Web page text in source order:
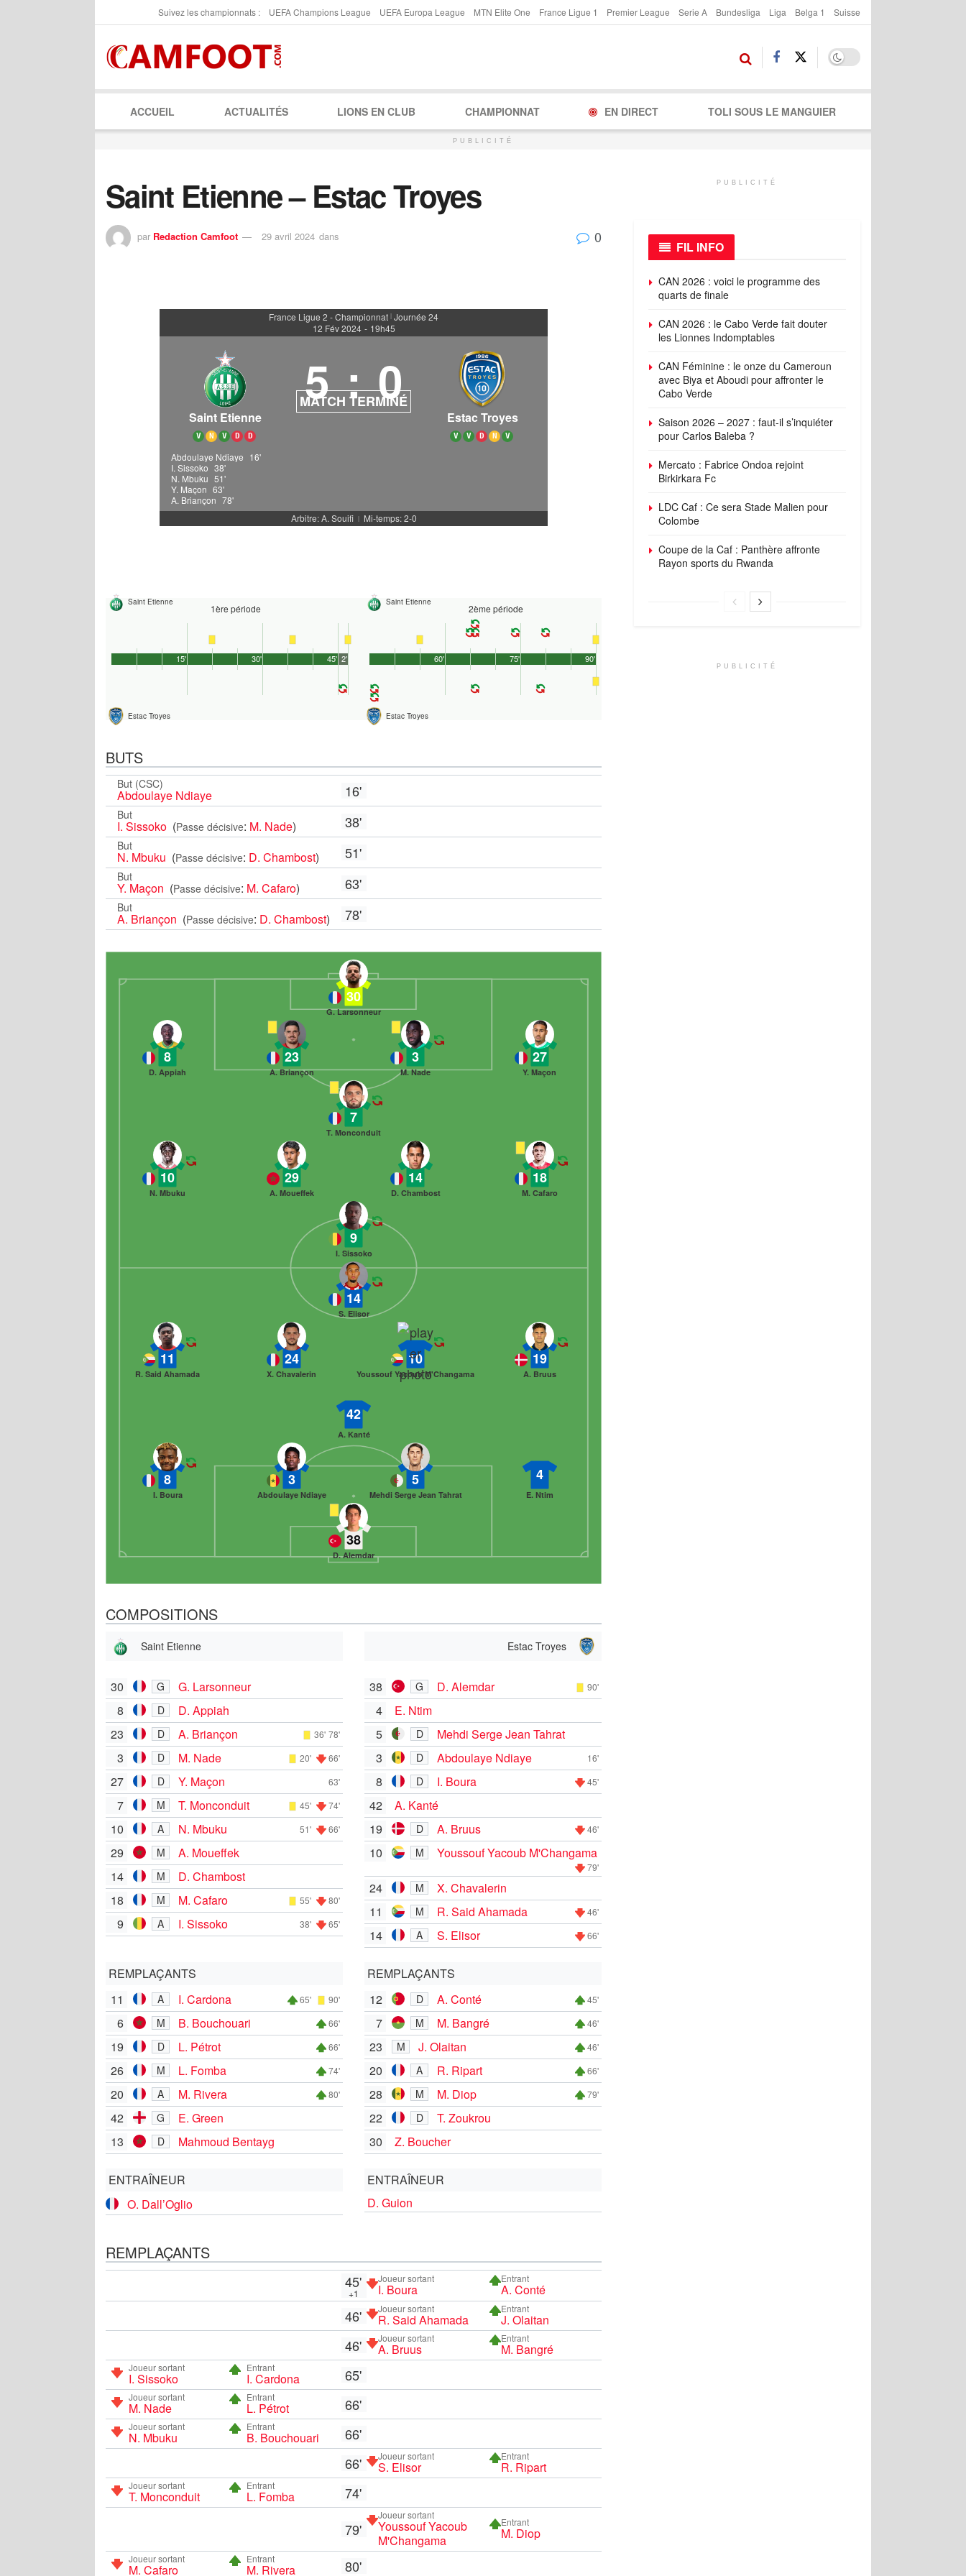
Suivez les championnats : UEFA Champions League UEFA Europa League MTN Elite One France Ligue 1 Premier League Serie A Bundesliga Liga Belga 1 Suisse
ACCUEIL ACTUALITÉS LIONS EN CLUB CHAMPIONNAT EN DIRECT TOLI SOUS LE MANGUIER
PUBLICITÉ
Saint Etienne – Estac Troyes
par Redaction Camfoot 29 avril 2024 dans 0
France Ligue 2 - Championnat | Journée 24
12 Fév 2024 - 19h45
Saint Etienne
V N V D D
5 : 0
MATCH TERMINÉ
Estac Troyes
V V D N V
Abdoulaye Ndiaye 16'
I. Sissoko 38'
N. Mbuku 51'
Y. Maçon 63'
A. Briançon 78'
Arbitre: A. Souifi | Mi-temps: 2-0
Saint Etienne
1ère période
Estac Troyes
45'
15' 30' 2'
Saint Etienne
2ème période
Estac Troyes
90'
60' 75'
BUTS
But (CSC)
Abdoulaye Ndiaye 16'
But
I. Sissoko (Passe décisive: M. Nade) 38'
But
N. Mbuku (Passe décisive: D. Chambost) 51'
But
Y. Maçon (Passe décisive: M. Cafaro) 63'
But
A. Briançon (Passe décisive: D. Chambost) 78'
30
G. Larsonneur
27
Y. Maçon
3
M. Nade
23
A. Briançon
8
D. Appiah
7
T. Monconduit
18
M. Cafaro
14
D. Chambost
29
A. Moueffek
10
N. Mbuku
9
I. Sissoko
38
D. Alemdar
8
I. Boura
3
Abdoulaye Ndiaye
5
Mehdi Serge Jean Tahrat
4
E. Ntim
42
A. Kanté
11
R. Said Ahamada
24
X. Chavalerin
10
Youssouf Yacoub M'Changama
19
A. Bruus
14
S. Elisor
COMPOSITIONS
Saint Etienne
30 G
G. Larsonneur
8
D
D. Appiah
23
D A. Briançon 36' 78'
3 D M. Nade 20' 66'
27 D Y. Maçon 63'
7 M T. Monconduit 45' 74'
10 A N. Mbuku 51' 66'
29 M
A. Moueffek
14
M
D. Chambost
18
M M. Cafaro 55' 80'
9 A I. Sissoko 38' 65'
REMPLAÇANTS
11
A I. Cardona 65' 90'
6 M B. Bouchouari 66'
19 D L. Pétrot 66'
26 M L. Fomba 74'
20 A M. Rivera 80'
42 G
E. Green
13
D Mahmoud Bentayg
ENTRAÎNEUR
O. Dall’Oglio
Estac Troyes
38 G D. Alemdar 90'
4
E. Ntim
5
D
Mehdi Serge Jean Tahrat
3
D Abdoulaye Ndiaye 16'
8 D I. Boura 45'
42
A. Kanté
19
D A. Bruus 46'
10 M Youssouf Yacoub M'Changama
79'
24 M
X. Chavalerin
11
M R. Said Ahamada 46'
14 A S. Elisor 66'
REMPLAÇANTS
12
D A. Conté 45'
7 M M. Bangré 46'
23 M J. Olaitan 46'
20 A R. Ripart 66'
28 M M. Diop 79'
22 D
T. Zoukrou
30
Z. Boucher
ENTRAÎNEUR
D. Guion
REMPLAÇANTS
45'
+1
Joueur sortant
I. Boura
Entrant
A. Conté
46' Joueur sortant
R. Said Ahamada
Entrant
J. Olaitan
46' Joueur sortant
A. Bruus
Entrant
M. Bangré
Joueur sortant
I. Sissoko
Entrant
I. Cardona 65'
Joueur sortant
M. Nade
Entrant
L. Pétrot 66'
Joueur sortant
N. Mbuku
Entrant
B. Bouchouari
66'
66'
Joueur sortant
S. Elisor
Entrant
R. Ripart
Joueur sortant
T. Monconduit
Entrant
L. Fomba
74'
79'
Joueur sortant
Youssouf Yacoub
M'Changama
Entrant
M. Diop
Joueur sortant
M. Cafaro
Entrant
M. Rivera 80'
PUBLICITÉ
FIL INFO
CAN 2026 : voici le programme des
quarts de finale
CAN 2026 : le Cabo Verde fait douter
les Lionnes Indomptables
CAN Féminine : le onze du Cameroun
avec Biya et Aboudi pour affronter le
Cabo Verde
Saison 2026 – 2027 : faut-il s’inquiéter
pour Carlos Baleba ?
Mercato : Fabrice Ondoa rejoint
Birkirkara Fc
LDC Caf : Ce sera Stade Malien pour
Colombe
Coupe de la Caf : Panthère affronte
Rayon sports du Rwanda
PUBLICITÉ